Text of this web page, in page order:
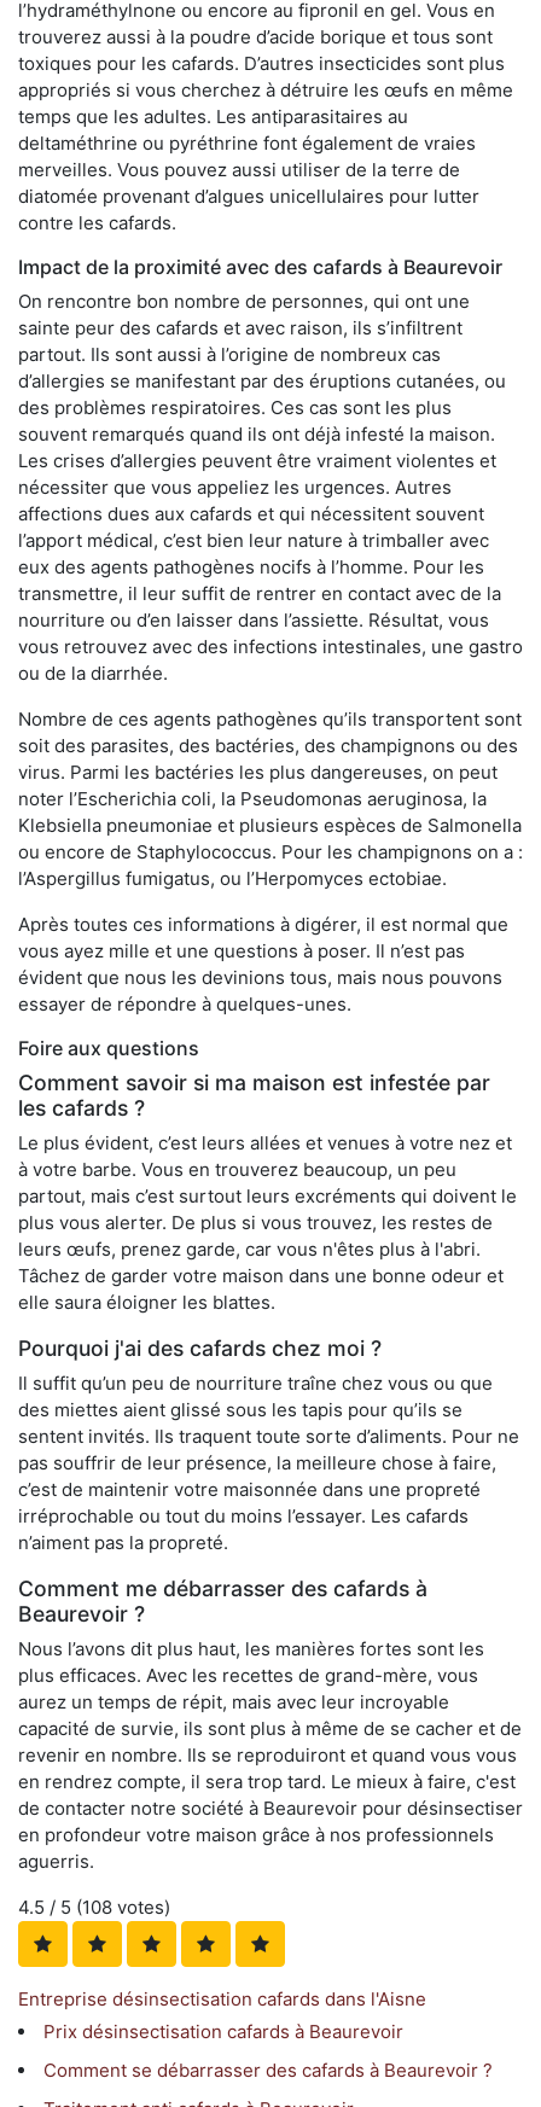
l’hydraméthylnone ou encore au fipronil en gel. Vous en
trouverez aussi à la poudre d’acide borique et tous sont
toxiques pour les cafards. D’autres insecticides sont plus
appropriés si vous cherchez à détruire les œufs en même
temps que les adultes. Les antiparasitaires au
deltaméthrine ou pyréthrine font également de vraies
merveilles. Vous pouvez aussi utiliser de la terre de
diatomée provenant d’algues unicellulaires pour lutter
contre les cafards.
Impact de la proximité avec des cafards à Beaurevoir
On rencontre bon nombre de personnes, qui ont une
sainte peur des cafards et avec raison, ils s’infiltrent
partout. Ils sont aussi à l’origine de nombreux cas
d’allergies se manifestant par des éruptions cutanées, ou
des problèmes respiratoires. Ces cas sont les plus
souvent remarqués quand ils ont déjà infesté la maison.
Les crises d’allergies peuvent être vraiment violentes et
nécessiter que vous appeliez les urgences. Autres
affections dues aux cafards et qui nécessitent souvent
l’apport médical, c’est bien leur nature à trimballer avec
eux des agents pathogènes nocifs à l’homme. Pour les
transmettre, il leur suffit de rentrer en contact avec de la
nourriture ou d’en laisser dans l’assiette. Résultat, vous
vous retrouvez avec des infections intestinales, une gastro
ou de la diarrhée.
Nombre de ces agents pathogènes qu’ils transportent sont
soit des parasites, des bactéries, des champignons ou des
virus. Parmi les bactéries les plus dangereuses, on peut
noter l’Escherichia coli, la Pseudomonas aeruginosa, la
Klebsiella pneumoniae et plusieurs espèces de Salmonella
ou encore de Staphylococcus. Pour les champignons on a :
l’Aspergillus fumigatus, ou l’Herpomyces ectobiae.
Après toutes ces informations à digérer, il est normal que
vous ayez mille et une questions à poser. Il n’est pas
évident que nous les devinions tous, mais nous pouvons
essayer de répondre à quelques-unes.
Foire aux questions
Comment savoir si ma maison est infestée par
les cafards ?
Le plus évident, c’est leurs allées et venues à votre nez et
à votre barbe. Vous en trouverez beaucoup, un peu
partout, mais c’est surtout leurs excréments qui doivent le
plus vous alerter. De plus si vous trouvez, les restes de
leurs œufs, prenez garde, car vous n'êtes plus à l'abri.
Tâchez de garder votre maison dans une bonne odeur et
elle saura éloigner les blattes.
Pourquoi j'ai des cafards chez moi ?
Il suffit qu’un peu de nourriture traîne chez vous ou que
des miettes aient glissé sous les tapis pour qu’ils se
sentent invités. Ils traquent toute sorte d’aliments. Pour ne
pas souffrir de leur présence, la meilleure chose à faire,
c’est de maintenir votre maisonnée dans une propreté
irréprochable ou tout du moins l’essayer. Les cafards
n’aiment pas la propreté.
Comment me débarrasser des cafards à
Beaurevoir ?
Nous l’avons dit plus haut, les manières fortes sont les
plus efficaces. Avec les recettes de grand-mère, vous
aurez un temps de répit, mais avec leur incroyable
capacité de survie, ils sont plus à même de se cacher et de
revenir en nombre. Ils se reproduiront et quand vous vous
en rendrez compte, il sera trop tard. Le mieux à faire, c'est
de contacter notre société à Beaurevoir pour désinsectiser
en profondeur votre maison grâce à nos professionnels
aguerris.
4.5 / 5 (108 votes)
Entreprise désinsectisation cafards dans l'Aisne
Prix désinsectisation cafards à Beaurevoir
Comment se débarrasser des cafards à Beaurevoir ?